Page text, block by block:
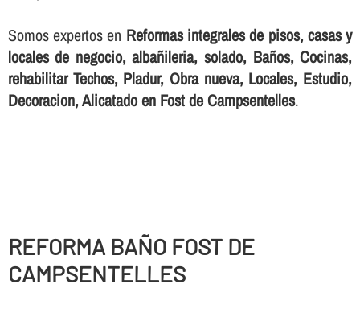
Somos expertos en Reformas integrales de pisos, casas y
locales de negocio, albañileria, solado, Baños, Cocinas,
rehabilitar Techos, Pladur, Obra nueva, Locales, Estudio,
Decoracion, Alicatado en Fost de Campsentelles.
REFORMA BAÑO FOST DE
CAMPSENTELLES